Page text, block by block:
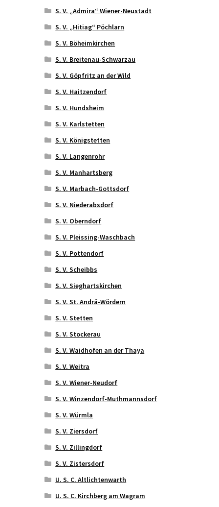
S. V. „Admira“ Wiener-Neustadt
S. V. „Hitiag“ Pöchlarn
S. V. Böheimkirchen
S. V. Breitenau-Schwarzau
S. V. Göpfritz an der Wild
S. V. Haitzendorf
S. V. Hundsheim
S. V. Karlstetten
S. V. Königstetten
S. V. Langenrohr
S. V. Manhartsberg
S. V. Marbach-Gottsdorf
S. V. Niederabsdorf
S. V. Oberndorf
S. V. Pleissing-Waschbach
S. V. Pottendorf
S. V. Scheibbs
S. V. Sieghartskirchen
S. V. St. Andrä-Wördern
S. V. Stetten
S. V. Stockerau
S. V. Waidhofen an der Thaya
S. V. Weitra
S. V. Wiener-Neudorf
S. V. Winzendorf-Muthmannsdorf
S. V. Würmla
S. V. Ziersdorf
S. V. Zillingdorf
S. V. Zistersdorf
U. S. C. Altlichtenwarth
U. S. C. Kirchberg am Wagram